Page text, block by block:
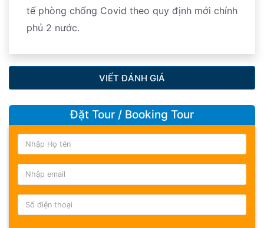
tế phòng chống Covid theo quy định mới chính
phủ 2 nước.
VIẾT ĐÁNH GIÁ
Đặt Tour / Booking Tour